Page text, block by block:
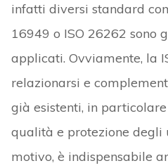
infatti diversi standard
16949 o ISO 26262 sono
applicati. Ovviamente, la
relazionarsi e
già esistenti, in
qualità e protezione degli
motivo, è indispensabile